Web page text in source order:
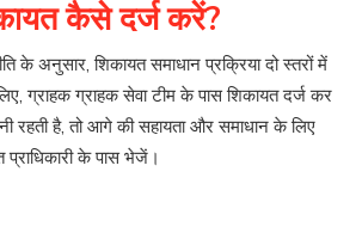
कैसे दर्ज करें?
के अनुसार, शिकायत समाधान प्रक्रिया दो स्तरों में
ग्राहक ग्राहक सेवा टीम के पास शिकायत दर्ज कर
रहती है, तो आगे की सहायता और समाधान के लिए
के पास भेजें।